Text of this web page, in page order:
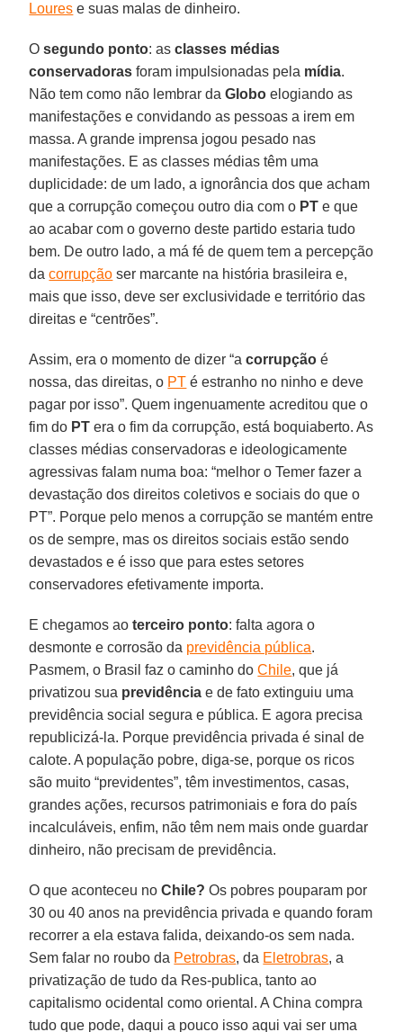
Loures e suas malas de dinheiro.
Osegundo ponto: asclasses médias
conservadoras foram impulsionadas pela mídia.
Não tem como não lembrar daGlobo elogiando as
manifestações e convidando as pessoas a irem em
massa. A grande imprensa jogou pesado nas
manifestações. E as classes médias têm uma
duplicidade: de um lado, a ignorância dos que acham
que a corrupção começou outro dia com o PT e que
ao acabar com o governo deste partido estaria tudo
bem. De outro lado, a má fé de quem tem a percepção
dacorrupção ser marcante na história brasileira e,
mais que isso, deve ser exclusividade e território das
direitas e “centrões”.
Assim, era o momento de dizer “acorrupção é
nossa, das direitas, o PT é estranho no ninho e deve
pagar por isso”. Quem ingenuamente acreditou que o
fim do PT era o fim da corrupção, está boquiaberto. As
classes médias conservadoras e ideologicamente
agressivas falam numa boa: “melhor o Temer fazer a
devastação dos direitos coletivos e sociais do que o
PT”. Porque pelo menos a corrupção se mantém entre
os de sempre, mas os direitos sociais estão sendo
devastados e é isso que para estes setores
conservadores efetivamente importa.
E chegamos aoterceiro ponto: falta agora o
desmonte e corrosão da previdência pública.
Pasmem, o Brasil faz o caminho doChile, que já
privatizou sua previdência e de fato extinguiu uma
previdência social segura e pública. E agora precisa
republicizá-la. Porque previdência privada é sinal de
calote. A população pobre, diga-se, porque os ricos
são muito “previdentes”, têm investimentos, casas,
grandes ações, recursos patrimoniais e fora do país
incalculáveis, enfim, não têm nem mais onde guardar
dinheiro, não precisam de previdência.
O que aconteceu noChile? Os pobres pouparam por
30 ou 40 anos na previdência privada e quando foram
recorrer a ela estava falida, deixando-os sem nada.
Sem falar no roubo da Petrobras, da Eletrobras, a
privatização de tudo da Res-publica, tanto ao
capitalismo ocidental como oriental. A China compra
tudo que pode, daqui a pouco isso aqui vai ser uma